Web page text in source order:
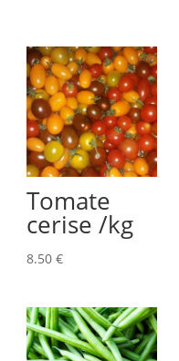
Tomate
cerise /kg
8.50 €